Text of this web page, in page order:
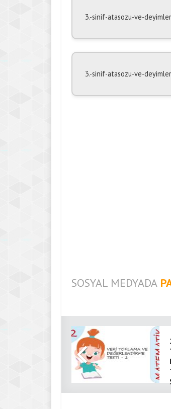
3.-sinif-atasozu-ve-
3.-sinif-atasozu-ve-
SOSYAL MEDYADA